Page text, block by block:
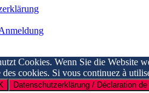
Cookies. Wenn Sie die Website
cookies. Si vous continuez à
Datenschutzerklärung / Déclaration de